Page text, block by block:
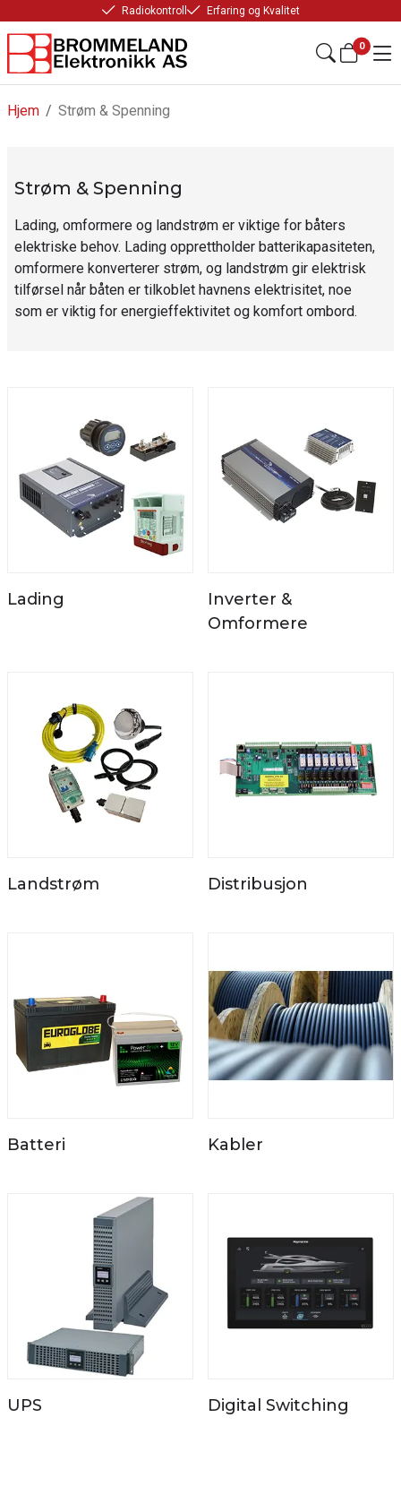
Radiokontroll Erfaring og Kvalitet
0
/
Hjem Strøm & Spenning
Strøm & Spenning
Lading, omformere og landstrøm er viktige for båters
elektriske behov. Lading opprettholder batterikapasiteten,
omformere konverterer strøm, og landstrøm gir elektrisk
tilførsel når båten er tilkoblet havnens elektrisitet, noe
som er viktig for energieffektivitet og komfort ombord.
Lading
Inverter &
Omformere
Landstrøm Distribusjon
Batteri Kabler
UPS Digital Switching